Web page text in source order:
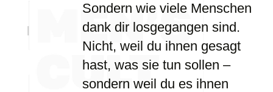
Sondern wie viele Menschen
dank dir losgegangen sind.
Nicht, weil du ihnen gesagt
hast, was sie tun sollen –
sondern weil du es ihnen